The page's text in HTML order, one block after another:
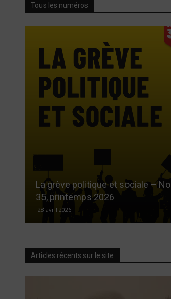
Tous les numéros
La grève politique et sociale – No
35, printemps 2026
28 avril 2026
Articles récents sur le site